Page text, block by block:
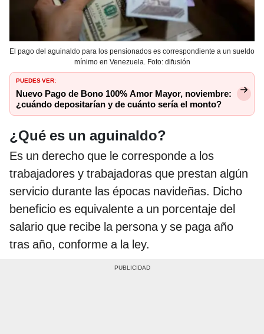
El pago del aguinaldo para los pensionados es correspondiente a un sueldo
mínimo en Venezuela. Foto: difusión
PUEDES VER:
Nuevo Pago de Bono 100% Amor Mayor, noviembre:
¿cuándo depositarían y de cuánto sería el monto?
¿Qué es un aguinaldo?
Es un derecho que le corresponde a los
trabajadores y trabajadoras que prestan algún
servicio durante las épocas navideñas. Dicho
beneficio es equivalente a un porcentaje del
salario que recibe la persona y se paga año
tras año, conforme a la ley.